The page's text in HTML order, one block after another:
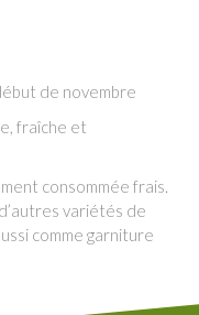
de novembre
fraîche et
consommée frais.
variétés de
comme garniture